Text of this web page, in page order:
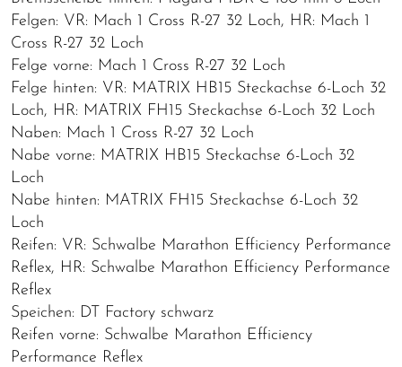
Felgen: VR: Mach 1 Cross R-27 32 Loch, HR: Mach 1
Cross R-27 32 Loch
Felge vorne: Mach 1 Cross R-27 32 Loch
Felge hinten: VR: MATRIX HB15 Steckachse 6-Loch 32
Loch, HR: MATRIX FH15 Steckachse 6-Loch 32 Loch
Naben: Mach 1 Cross R-27 32 Loch
Nabe vorne: MATRIX HB15 Steckachse 6-Loch 32
Loch
Nabe hinten: MATRIX FH15 Steckachse 6-Loch 32
Loch
Reifen: VR: Schwalbe Marathon Efficiency Performance
Reflex, HR: Schwalbe Marathon Efficiency Performance
Reflex
Speichen: DT Factory schwarz
Reifen vorne: Schwalbe Marathon Efficiency
Performance Reflex